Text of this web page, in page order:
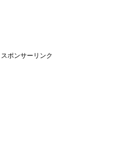
スポンサーリンク